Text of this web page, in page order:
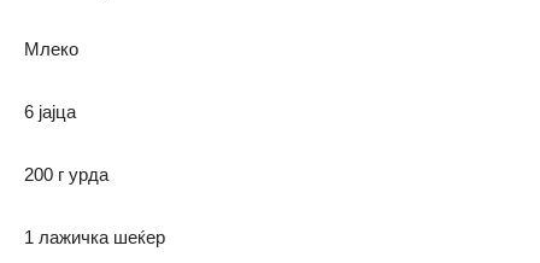
Млеко
6 јајца
200 г урда
1 лажичка шеќер